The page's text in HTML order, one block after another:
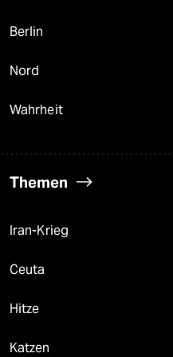
Berlin
Nord
Wahrheit
Themen
Iran-Krieg
Ceuta
Hitze
Katzen